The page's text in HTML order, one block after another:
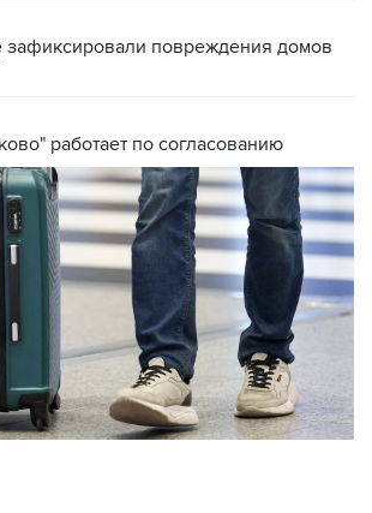
зафиксировали повреждения домов
работает по согласованию